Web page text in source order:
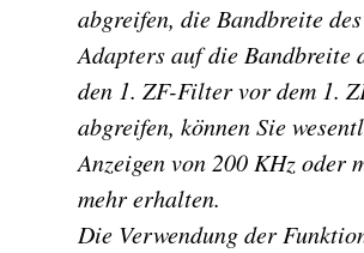
abgreifen, die Bandbreite
Adapters auf die Bandbreite
den 1. ZF-Filter vor dem 1.
abgreifen, können Sie
Anzeigen von 200 KHz oder
mehr erhalten.
Die Verwendung der